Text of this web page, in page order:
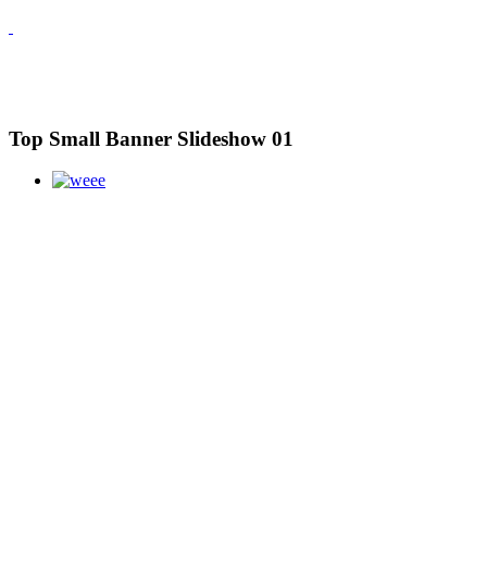
Top Small Banner Slideshow 01